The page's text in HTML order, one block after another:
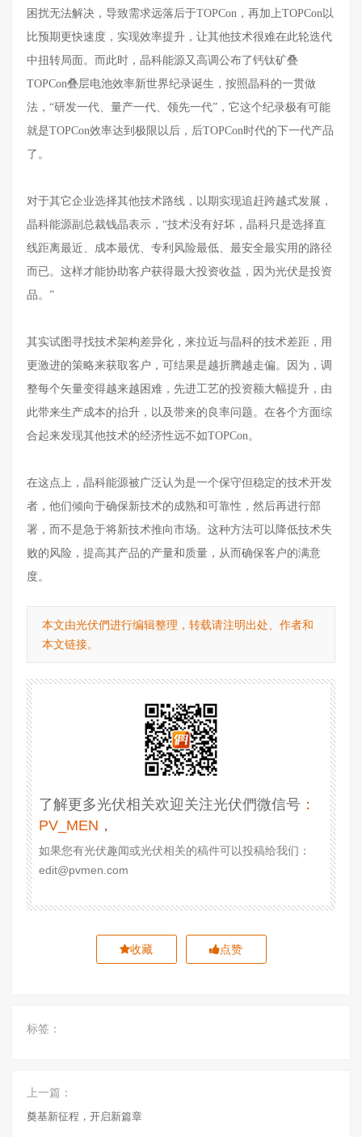
困扰无法解决，导致需求远落后于TOPCon，再加上TOPCon以
比预期更快速度，实现效率提升，让其他技术很难在此轮迭代
中扭转局面。而此时，晶科能源又高调公布了钙钛矿叠
TOPCon叠层电池效率新世界纪录诞生，按照晶科的一贯做
法，“研发一代、量产一代、领先一代”，它这个纪录极有可能
就是TOPCon效率达到极限以后，后TOPCon时代的下一代产品
了。
对于其它企业选择其他技术路线，以期实现追赶跨越式发展，
晶科能源副总裁钱晶表示， “技术没有好坏，晶科只是选择直
线距离最近、成本最优、专利风险最低、最安全最实用的路径
而已。这样才能协助客户获得最大投资收益，因为光伏是投资
品。”
其实试图寻找技术架构差异化，来拉近与晶科的技术差距，用
更激进的策略来获取客户，可结果是越折腾越走偏。因为，调
整每个矢量变得越来越困难，先进工艺的投资额大幅提升，由
此带来生产成本的抬升，以及带来的良率问题。在各个方面综
合起来发现其他技术的经济性远不如TOPCon。
在这点上，晶科能源被广泛认为是一个保守但稳定的技术开发
者，他们倾向于确保新技术的成熟和可靠性，然后再进行部
署，而不是急于将新技术推向市场。这种方法可以降低技术失
败的风险，提高其产品的产量和质量，从而确保客户的满意
度。
本文由光伏們进行编辑整理，转载请注明出处、作者和
本文链接。
了解更多光伏相关欢迎关注光伏們微信号 ：
PV_MEN ，
如果您有光伏趣闻或光伏相关的稿件可以投稿给我们：
edit@pvmen.com
收藏 点赞
标签：
上一篇：
奠基新征程，开启新篇章